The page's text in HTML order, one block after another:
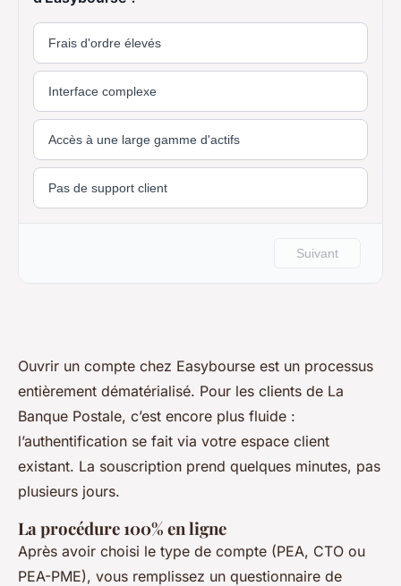
Ouvrir un compte chez Easybourse est un processus
entièrement dématérialisé. Pour les clients de La
Banque Postale, c’est encore plus fluide :
l’authentification se fait via votre espace client
existant. La souscription prend quelques minutes, pas
plusieurs jours.
La procédure 100% en ligne
Après avoir choisi le type de compte (PEA, CTO ou
PEA-PME), vous remplissez un questionnaire de